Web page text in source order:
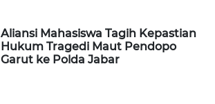
Aliansi Mahasiswa Tagih Kepastian
Hukum Tragedi Maut Pendopo
Garut ke Polda Jabar